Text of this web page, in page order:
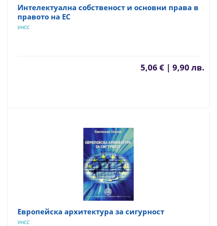
Интелектуална собственост и основни права в
правото на ЕС
УНСС
5,06 € | 9,90 лв.
Европейска архитектура за сигурност
УНСС